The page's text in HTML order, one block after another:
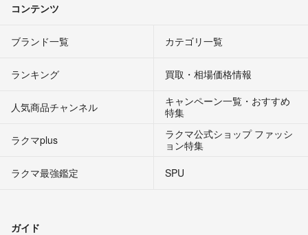
コンテンツ
ブランド一覧 カテゴリ一覧
ランキング 買取・相場価格情報
人気商品チャンネル
キャンペーン一覧・おすすめ
特集
ラクマplus
ラクマ公式ショップ ファッシ
ョン特集
ラクマ最強鑑定
SPU
ガイド